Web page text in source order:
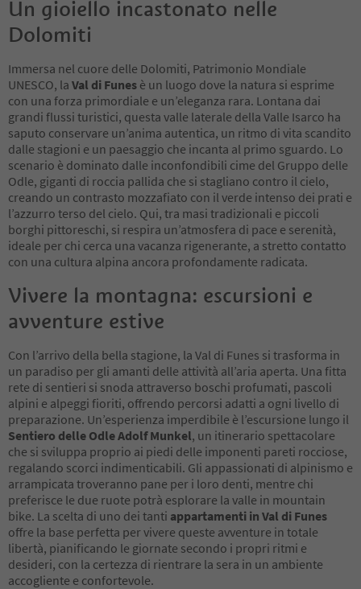
Un gioiello incastonato nelle
Dolomiti
Immersa nel cuore delle Dolomiti, Patrimonio Mondiale
UNESCO, la Val di Funes è un luogo dove la natura si esprime
con una forza primordiale e un’eleganza rara. Lontana dai
grandi flussi turistici, questa valle laterale della Valle Isarco ha
saputo conservare un’anima autentica, un ritmo di vita scandito
dalle stagioni e un paesaggio che incanta al primo sguardo. Lo
scenario è dominato dalle inconfondibili cime del Gruppo delle
Odle, giganti di roccia pallida che si stagliano contro il cielo,
creando un contrasto mozzafiato con il verde intenso dei prati e
l’azzurro terso del cielo. Qui, tra masi tradizionali e piccoli
borghi pittoreschi, si respira un’atmosfera di pace e serenità,
ideale per chi cerca una vacanza rigenerante, a stretto contatto
con una cultura alpina ancora profondamente radicata.
Vivere la montagna: escursioni e
avventure estive
Con l’arrivo della bella stagione, la Val di Funes si trasforma in
un paradiso per gli amanti delle attività all’aria aperta. Una fitta
rete di sentieri si snoda attraverso boschi profumati, pascoli
alpini e alpeggi fioriti, offrendo percorsi adatti a ogni livello di
preparazione. Un’esperienza imperdibile è l’escursione lungo il
Sentiero delle Odle Adolf Munkel, un itinerario spettacolare
che si sviluppa proprio ai piedi delle imponenti pareti rocciose,
regalando scorci indimenticabili. Gli appassionati di alpinismo e
arrampicata troveranno pane per i loro denti, mentre chi
preferisce le due ruote potrà esplorare la valle in mountain
bike. La scelta di uno dei tanti appartamenti in Val di Funes
offre la base perfetta per vivere queste avventure in totale
libertà, pianificando le giornate secondo i propri ritmi e
desideri, con la certezza di rientrare la sera in un ambiente
accogliente e confortevole.